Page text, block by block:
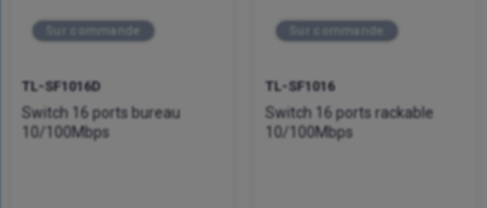
Sur commande
TL-SF1016D
Switch 16 ports bureau
10/100Mbps
Sur commande
TL-SF1016
Switch 16 ports rackable
10/100Mbps